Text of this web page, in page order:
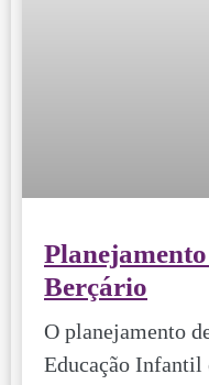
Berçário
O planejamento
Educação Infantil